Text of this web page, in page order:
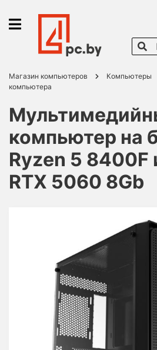
Магазин компьютеров Компьютеры
компьютера
компьютер на
Ryzen 5 8400F
RTX 5060 8Gb